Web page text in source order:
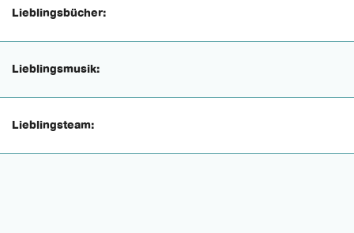
Lieblingsbücher:
Lieblingsmusik:
Lieblingsteam: